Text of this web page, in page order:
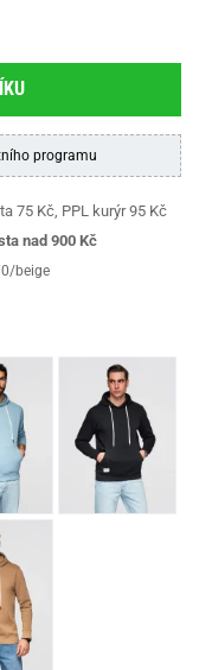
programu
75 Kč, PPL kurýr 95 Kč
nad 900 Kč
beige